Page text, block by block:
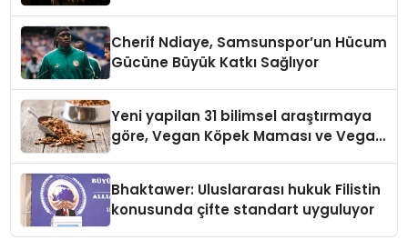
Cherif Ndiaye, Samsunspor’un Hücum
Gücüne Büyük Katkı Sağlıyor
Yeni yapilan 31 bilimsel araştırmaya
göre, Vegan Köpek Maması ve Vegan
Bhaktawer: Uluslararası hukuk Filistin
konusunda çifte standart uyguluyor